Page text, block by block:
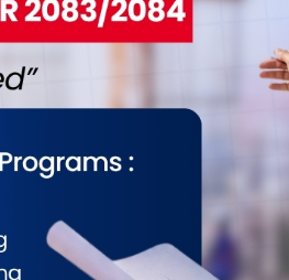
र सडकका नाला निर्माण
अहिले पनि स्थायी पुल निर्माण
नाला निर्माण र सडक कालोपत्रे